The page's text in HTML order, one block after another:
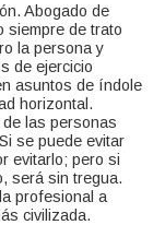
Abogado de
siempre de trato
la persona y
de ejercicio
asuntos de índole
horizontal.
las personas
se puede evitar
evitarlo; pero si
será sin tregua.
profesional a
civilizada.